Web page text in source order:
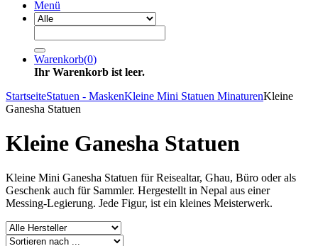
Menü
Warenkorb(0)
Ihr Warenkorb ist leer.
StartseiteStatuen - MaskenKleine Mini Statuen MinaturenKleine
Ganesha Statuen
Kleine Ganesha Statuen
Kleine Mini Ganesha Statuen für Reisealtar, Ghau, Büro oder als
Geschenk auch für Sammler. Hergestellt in Nepal aus einer
Messing-Legierung. Jede Figur, ist ein kleines Meisterwerk.